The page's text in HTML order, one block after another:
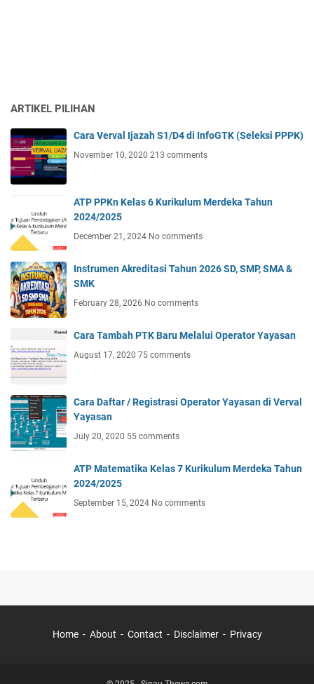
ARTIKEL PILIHAN
Cara Verval Ijazah S1/D4 di InfoGTK (Seleksi PPPK)
November 10, 2020 213 comments
ATP PPKn Kelas 6 Kurikulum Merdeka Tahun
2024/2025
December 21, 2024 No comments
Instrumen Akreditasi Tahun 2026 SD, SMP, SMA &
SMK
February 28, 2026 No comments
Cara Tambah PTK Baru Melalui Operator Yayasan
August 17, 2020 75 comments
Cara Daftar / Registrasi Operator Yayasan di Verval
Yayasan
July 20, 2020 55 comments
ATP Matematika Kelas 7 Kurikulum Merdeka Tahun
2024/2025
September 15, 2024 No comments
Home About Contact Disclaimer Privacy